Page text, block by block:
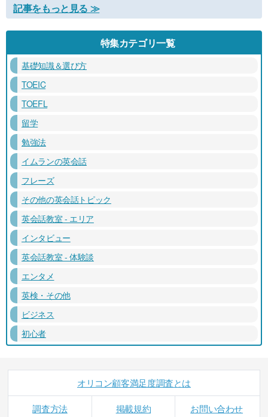
記事をもっと見る ≫
特集カテゴリ一覧
基礎知識＆選び方
TOEIC
TOEFL
留学
勉強法
イムランの英会話
フレーズ
その他の英会話トピック
英会話教室 - エリア
インタビュー
英会話教室 - 体験談
エンタメ
英検・その他
ビジネス
初心者
オリコン顧客満足度調査とは
調査方法 掲載規約 お問い合わせ